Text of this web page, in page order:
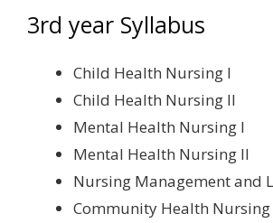
3rd year Syllabus
Child Health Nursing I
Child Health Nursing II
Mental Health Nursing I
Mental Health Nursing II
Nursing Management and
Community Health